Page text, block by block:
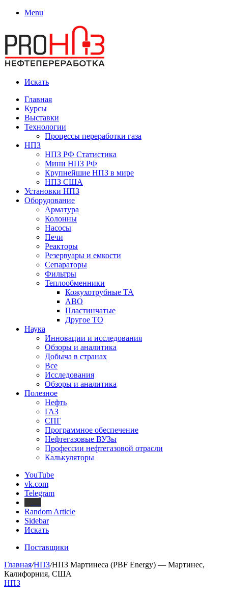
Menu
Искать
Главная
Курсы
Выставки
Технологии
Процессы переработки газа
НПЗ
НПЗ РФ Статистика
Мини НПЗ РФ
Крупнейшие НПЗ в мире
НПЗ США
Установки НПЗ
Оборудование
Арматура
Колонны
Насосы
Печи
Реакторы
Резервуары и емкости
Сепараторы
Фильтры
Теплообменники
Кожухотрубные ТА
АВО
Пластинчатые
Другое ТО
Наука
Инновации и исследования
Обзоры и аналитика
Добыча в странах
Все
Исследования
Обзоры и аналитика
Полезное
Нефть
ГАЗ
СПГ
Программное обеспечение
Нефтегазовые ВУЗы
Профессии нефтегазовой отрасли
Калькуляторы
YouTube
vk.com
Telegram
Random Article
Sidebar
Искать
Поставщики
Главная/НПЗ/НПЗ Мартинеса (PBF Energy) — Мартинес,
Калифорния, США
НПЗ